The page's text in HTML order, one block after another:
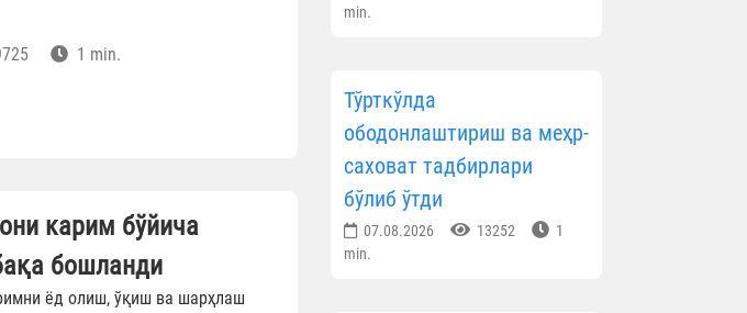
1 min.
карим бўйича
бошланди
ёд олиш, ўқиш ва шарҳлаш
min.
Тўрткўлда
ободонлаштириш ва меҳр-
саховат тадбирлари
бўлиб ўтди
07.08.2026 13252
1
min.